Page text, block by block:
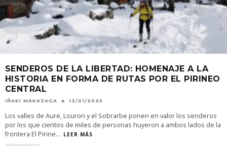
SENDEROS DE LA LIBERTAD: HOMENAJE A LA
HISTORIA EN FORMA DE RUTAS POR EL PIRINEO
CENTRAL
IÑAKI MAKAZAGA 13/01/2025
Los valles de Aure, Louron y el Sobrarbe ponen en valor los senderos
por los que cientos de miles de personas huyeron a ambos lados de la
frontera El Pirine... LEER MÁS